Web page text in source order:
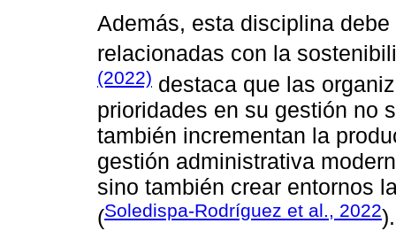
Además, esta disciplina
relacionadas con la
(2022) destaca que las
prioridades en su gestión no
también incrementan la
gestión administrativa
sino también crear entornos
(Soledispa-Rodríguez et al., 2022).